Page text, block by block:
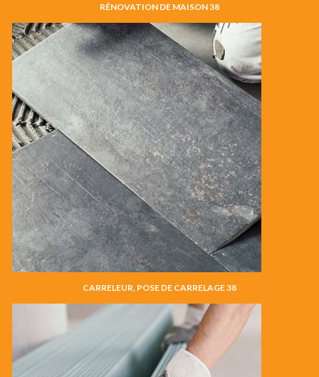
RÉNOVATION DE MAISON 38
CARRELEUR, POSE DE CARRELAGE 38